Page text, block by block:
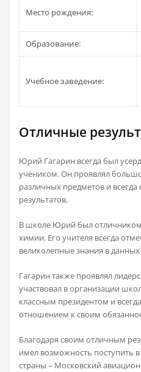
Место рождения:
Образование:
Учебное заведение:
Отличные
Юрий Гагарин всегда был
учеником. Он проявлял
различных предметов и всегда
результатов.
В школе Юрий был
химии. Его учителя всегда
великолепные знания в
Гагарин также проявлял
участвовал в организации
классным президентом и
отношением к своим
Благодаря своим отличным
имел возможность поступить
страны – Московский